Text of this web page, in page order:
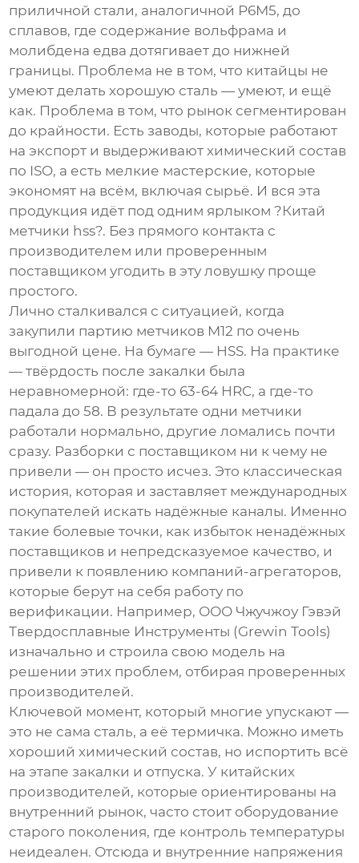
приличной стали, аналогичной Р6М5, до
сплавов, где содержание вольфрама и
молибдена едва дотягивает до нижней
границы. Проблема не в том, что китайцы не
умеют делать хорошую сталь — умеют, и ещё
как. Проблема в том, что рынок сегментирован
до крайности. Есть заводы, которые работают
на экспорт и выдерживают химический состав
по ISO, а есть мелкие мастерские, которые
экономят на всём, включая сырьё. И вся эта
продукция идёт под одним ярлыком ?Китай
метчики hss?. Без прямого контакта с
производителем или проверенным
поставщиком угодить в эту ловушку проще
простого.
Лично сталкивался с ситуацией, когда
закупили партию метчиков M12 по очень
выгодной цене. На бумаге — HSS. На практике
— твёрдость после закалки была
неравномерной: где-то 63-64 HRC, а где-то
падала до 58. В результате одни метчики
работали нормально, другие ломались почти
сразу. Разборки с поставщиком ни к чему не
привели — он просто исчез. Это классическая
история, которая и заставляет международных
покупателей искать надёжные каналы. Именно
такие болевые точки, как избыток ненадёжных
поставщиков и непредсказуемое качество, и
привели к появлению компаний-агрегаторов,
которые берут на себя работу по
верификации. Например, ООО Чжучжоу Гэвэй
Твердосплавные Инструменты (Grewin Tools)
изначально и строила свою модель на
решении этих проблем, отбирая проверенных
производителей.
Ключевой момент, который многие упускают —
это не сама сталь, а её термичка. Можно иметь
хороший химический состав, но испортить всё
на этапе закалки и отпуска. У китайских
производителей, которые ориентированы на
внутренний рынок, часто стоит оборудование
старого поколения, где контроль температуры
неидеален. Отсюда и внутренние напряжения